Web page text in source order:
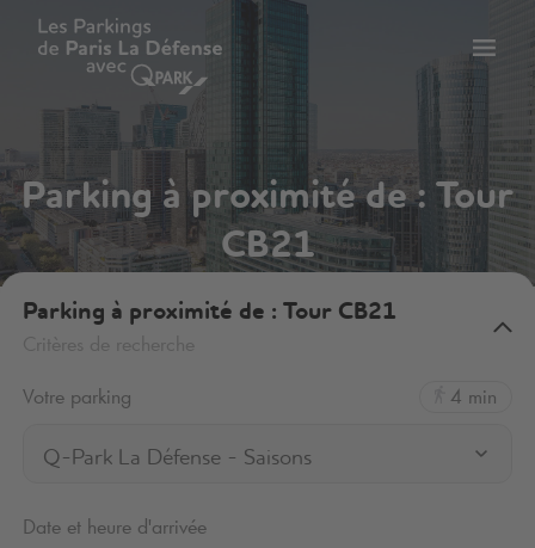
Parking à proximité de : Tour
CB21
Parking à proximité de : Tour CB21
Votre parking
4 min
Q-Park La Défense - Saisons
Date et heure d'arrivée